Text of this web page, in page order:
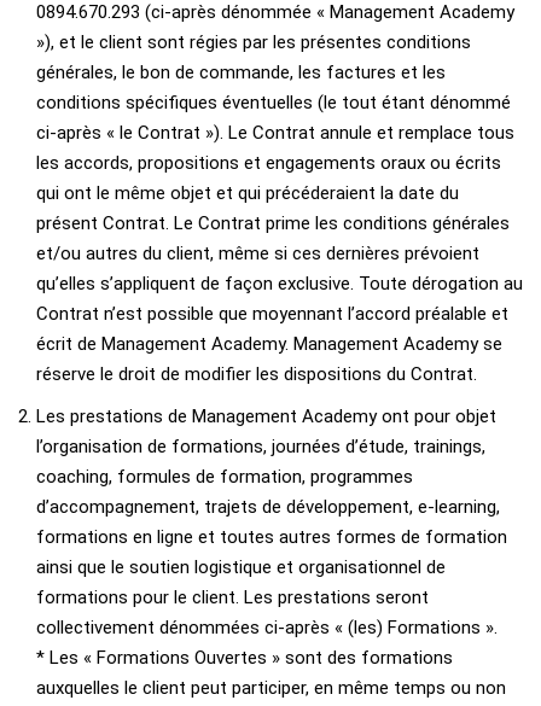
0894.670.293 (ci-après dénommée « Management Academy
»), et le client sont régies par les présentes conditions
générales, le bon de commande, les factures et les
conditions spécifiques éventuelles (le tout étant dénommé
ci-après « le Contrat »). Le Contrat annule et remplace tous
les accords, propositions et engagements oraux ou écrits
qui ont le même objet et qui précéderaient la date du
présent Contrat. Le Contrat prime les conditions générales
et/ou autres du client, même si ces dernières prévoient
qu’elles s’appliquent de façon exclusive. Toute dérogation au
Contrat n’est possible que moyennant l’accord préalable et
écrit de Management Academy. Management Academy se
réserve le droit de modifier les dispositions du Contrat.
Les prestations de Management Academy ont pour objet
l’organisation de formations, journées d’étude, trainings,
coaching, formules de formation, programmes
d’accompagnement, trajets de développement, e-learning,
formations en ligne et toutes autres formes de formation
ainsi que le soutien logistique et organisationnel de
formations pour le client. Les prestations seront
collectivement dénommées ci-après « (les) Formations ».
* Les « Formations Ouvertes » sont des formations
auxquelles le client peut participer, en même temps ou non